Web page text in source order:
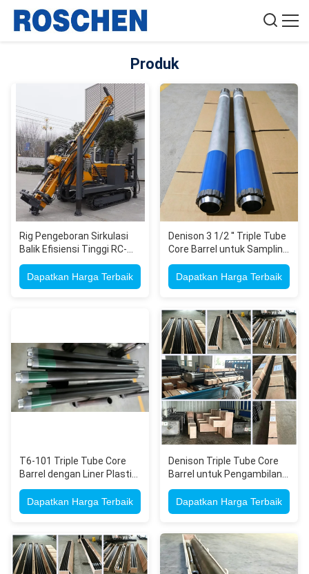
Produk
Rig Pengeboran Sirkulasi
Balik Efisiensi Tinggi RC-
350 dengan Kedalaman
Pengeboran 350m dan
Sistem Hidrolik
Dapatkan Harga Terbaik
Denison 3 1/2 '' Triple Tube
Core Barrel untuk Sampling
Tanah yang Tidak
Terganggu dengan Plastik
Liner
Dapatkan Harga Terbaik
T6-101 Triple Tube Core
Barrel dengan Liner Plastik
untuk Penambangan
Permukaan dan
Pengeboran Geoteknik
Dapatkan Harga Terbaik
Denison Triple Tube Core
Barrel untuk Pengambilan
Sampel Tanah Tak
Terganggu dengan Liner
Plastik dan Penjepit Inti
Disesuaikan
Dapatkan Harga Terbaik